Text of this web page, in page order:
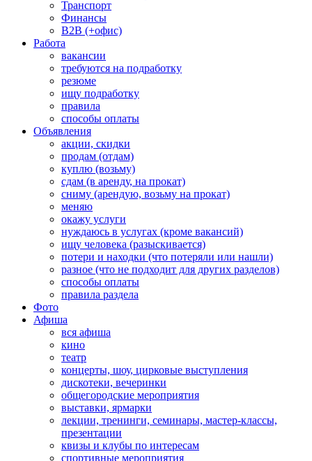
Транспорт
Финансы
B2B (+офис)
Работа
вакансии
требуются на подработку
резюме
ищу подработку
правила
способы оплаты
Объявления
акции, скидки
продам (отдам)
куплю (возьму)
сдам (в аренду, на прокат)
сниму (арендую, возьму на прокат)
меняю
окажу услуги
нуждаюсь в услугах (кроме вакансий)
ищу человека (разыскивается)
потери и находки (что потеряли или нашли)
разное (что не подходит для других разделов)
способы оплаты
правила раздела
Фото
Афиша
вся афиша
кино
театр
концерты, шоу, цирковые выступления
дискотеки, вечеринки
общегородские мероприятия
выставки, ярмарки
лекции, тренинги, семинары, мастер-классы,
презентации
квизы и клубы по интересам
спортивные мероприятия